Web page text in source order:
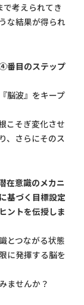
で考えられてき
な結果が得られ
番目のステップ
脳波』をキープ
こそぎ変化させ
、さらにそのス
在意識のメカニ
基づく目標設定
ントを伝授しま
とつながる状態
に発揮する脳を
ませんか？